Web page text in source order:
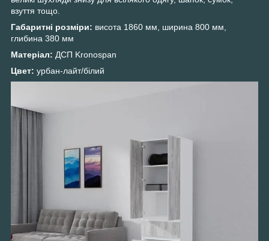
взуття тощо.
Габаритні розміри: висота 1860 мм, ширина 800 мм,
глибина 380 мм
Матеріал: ДСП Kronospan
Цвет: урбан-лайт/білий